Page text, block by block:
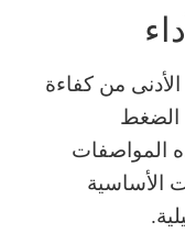
من كفاءة
الأساسية